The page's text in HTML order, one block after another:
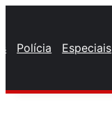
Polícia Especiais